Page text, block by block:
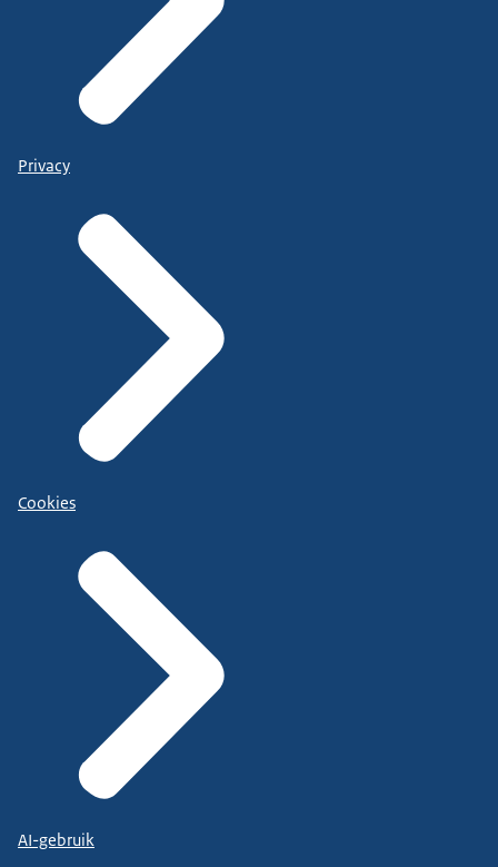
Privacy
Cookies
AI-gebruik